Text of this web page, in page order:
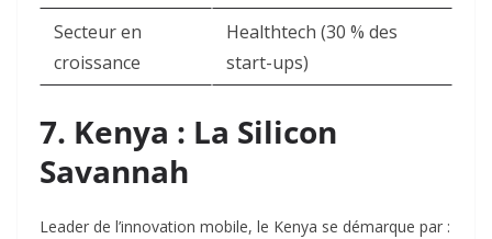
Secteur en
croissance
Healthtech (30 % des
start-ups)
7. Kenya : La Silicon
Savannah
Leader de l’innovation mobile, le Kenya se démarque par :